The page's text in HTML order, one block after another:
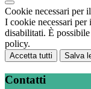
Cookie necessari per
I cookie necessari per
disabilitati. È
policy.
Accetta tutti Salva
Contatti